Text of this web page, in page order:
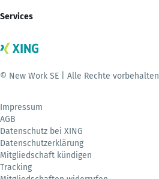
Services
© New Work SE | Alle Rechte vorbehalten
Impressum
AGB
Datenschutz bei XING
Datenschutzerklärung
Mitgliedschaft kündigen
Tracking